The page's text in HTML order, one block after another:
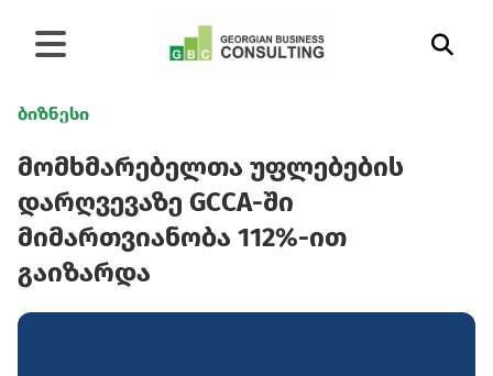
ბიზნესი
მომხმარებელთა უფლებების
დარღვევაზე GCCA-ში
მიმართვიანობა 112%-ით
გაიზარდა